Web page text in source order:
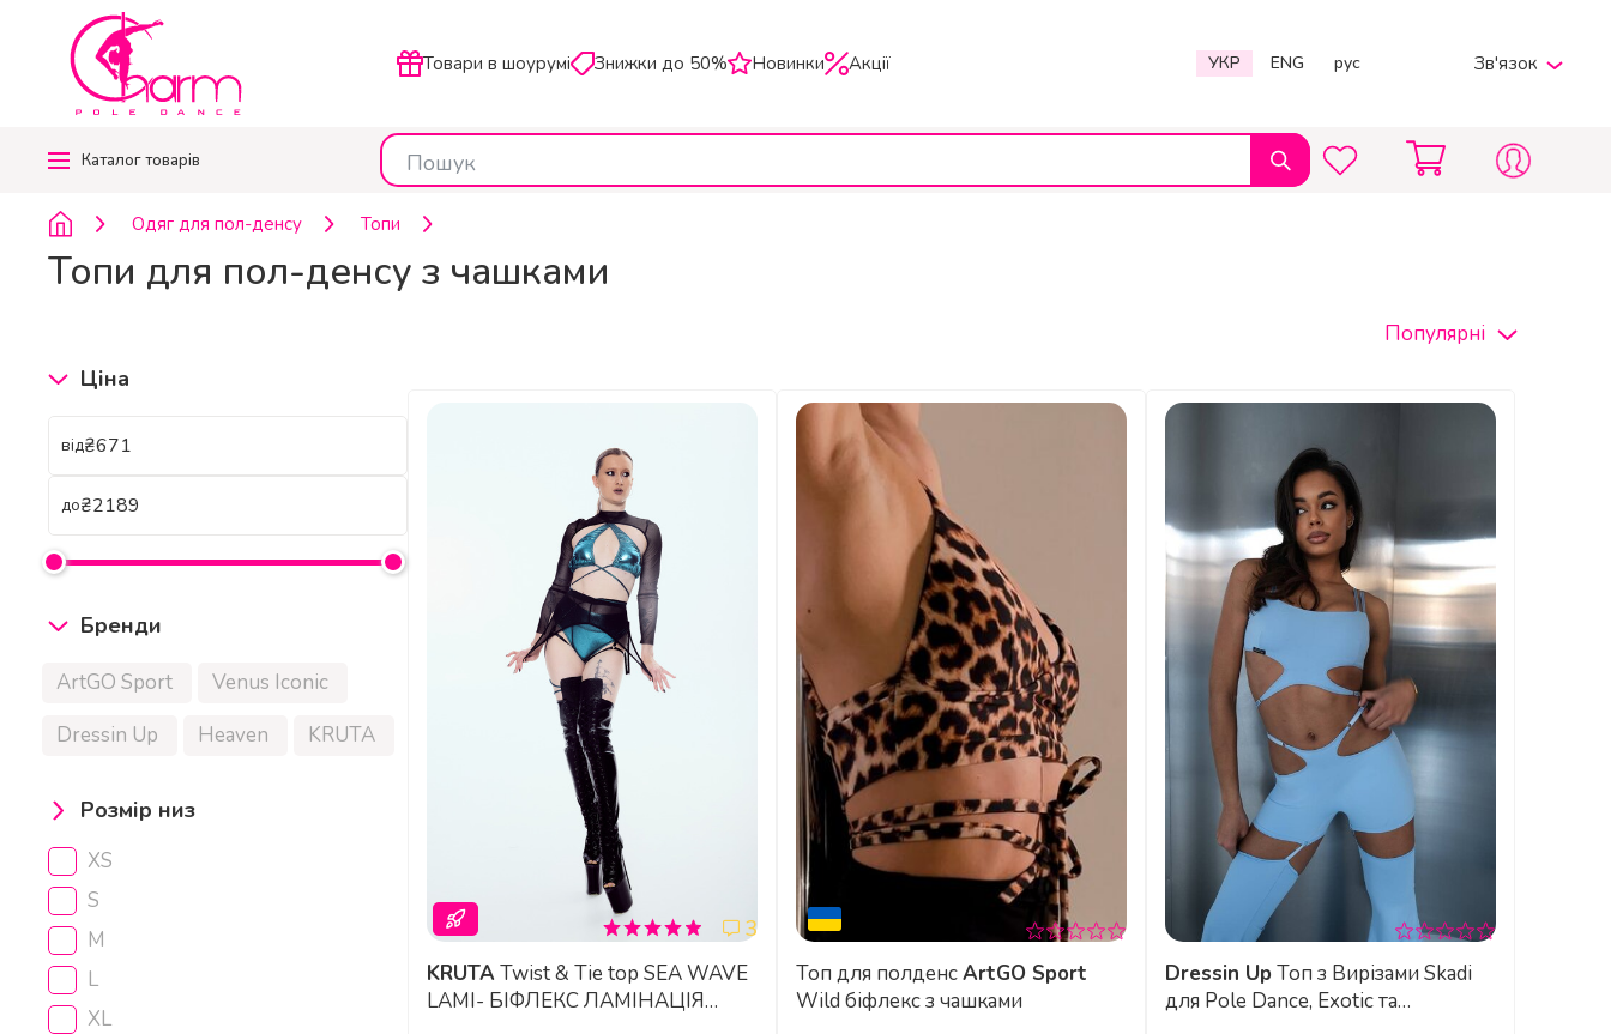
Товари в шоурумі Знижки до 50% Новинки Акції УКР ENG рус Зв'язок
Telegram
Каталогтоварів
Одяг для пол-денсу Топи
Топи для пол-денсу з чашками
Ціна
від₴
до₴
Бренди
ArtGO Sport
Venus Iconic
Dressin Up
Heaven KRUTA
Розмір низ
XS
S
M
L
XL
Популярні
3
KRUTA
LAMI- БІФЛЕКС ЛАМІНАЦІЯ
Топ для полденсArtGO Sport
Wild біфлекс з чашками
Dressin UpТоп з Вирізами Skadi
для Pole Dance, Exotic та